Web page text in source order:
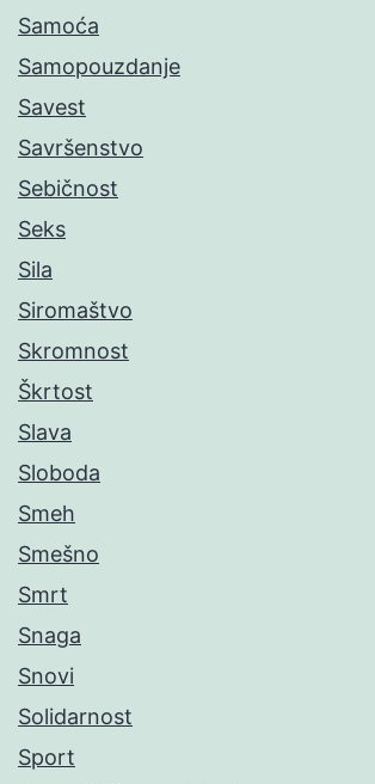
Samoća
Samopouzdanje
Savest
Savršenstvo
Sebičnost
Seks
Sila
Siromaštvo
Skromnost
Škrtost
Slava
Sloboda
Smeh
Smešno
Smrt
Snaga
Snovi
Solidarnost
Sport